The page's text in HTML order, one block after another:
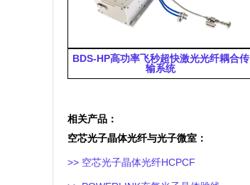
BDS-HP高功率飞秒超快激光光纤耦合传
输系统
相关产品：
空芯光子晶体光纤与光子微室：
>> 空芯光子晶体光纤HCPCF